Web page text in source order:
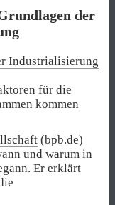
der
Industrialisierung
für die
kommen
(bpb.de)
und warum in
Er erklärt